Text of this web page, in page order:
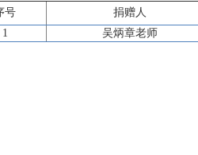
号 捐赠人
1
吴炳章老师